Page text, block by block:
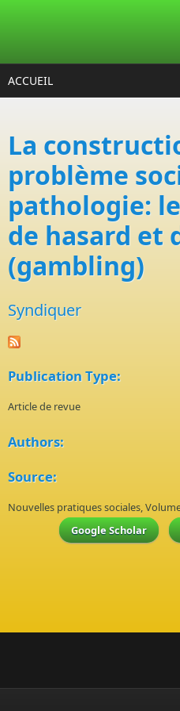
ACCUEIL
La
problème
pathologie:
de hasard et
(gambling)
Syndiquer
Publication Type:
Article de revue
Authors:
Source:
Nouvelles pratiques sociales,
Google Scholar